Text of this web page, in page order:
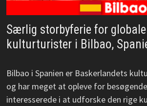
Særlig storbyferie for globale
kulturturister i Bilbao,
Bilbao i Spanien er Baskerlandets
og har meget at opleve for
interesserede i at udforske den rige